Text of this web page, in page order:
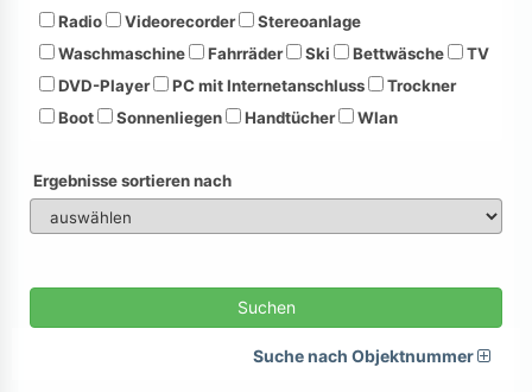
Radio
Videorecorder
Stereoanlage
Waschmaschine
Fahrräder Ski Bettwäsche
TV
DVD-Player
PC mit Internetanschluss
Trockner
Boot
Sonnenliegen Handtücher Wlan
Ergebnisse sortieren nach
Suchen
Suche nach Objektnummer